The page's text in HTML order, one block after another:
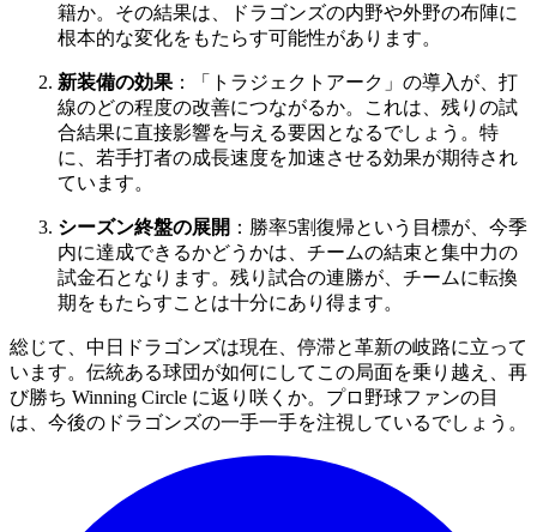
籍か。その結果は、ドラゴンズの内野や外野の布陣に
根本的な変化をもたらす可能性があります。
新装備の効果 ：「トラジェクトアーク」の導入が、打
線のどの程度の改善につながるか。これは、残りの試
合結果に直接影響を与える要因となるでしょう。特
に、若手打者の成長速度を加速させる効果が期待され
ています。
シーズン終盤の展開 ：勝率5割復帰という目標が、今季
内に達成できるかどうかは、チームの結束と集中力の
試金石となります。残り試合の連勝が、チームに転換
期をもたらすことは十分にあり得ます。
総じて、中日ドラゴンズは現在、停滞と革新の岐路に立って
います。伝統ある球団が如何にしてこの局面を乗り越え、再
び勝ち Winning Circle に返り咲くか。プロ野球ファンの目
は、今後のドラゴンズの一手一手を注視しているでしょう。